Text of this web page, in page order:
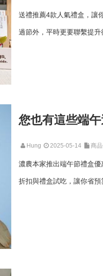
送禮推薦4款人氣禮盒，讓
過節外，平時更要聯繫提
您也有這些端
Hung 2025-05-14 商
濃農本家推出端午節禮盒
折扣與禮盒試吃，讓你省